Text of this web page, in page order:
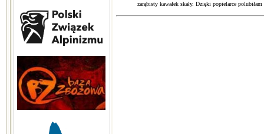
zarąbisty kawałek skały. Dzięki popielarce